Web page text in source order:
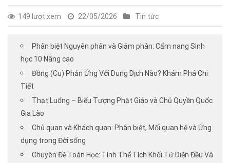
149 lượt xem 22/05/2026 Tin tức
Phân biệt Nguyên phân và Giảm phân: Cẩm nang Sinh
học 10 Nâng cao
Đồng (Cu) Phản Ứng Với Dung Dịch Nào? Khám Phá Chi
Tiết
Thạt Luổng – Biểu Tượng Phật Giáo và Chủ Quyền Quốc
Gia Lào
Chủ quan và Khách quan: Phân biệt, Mối quan hệ và Ứng
dụng trong Đời sống
Chuyên Đề Toán Học: Tính Thể Tích Khối Tứ Diện Đều Và